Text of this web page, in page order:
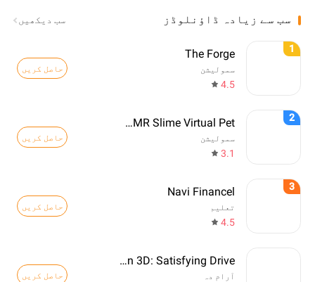
سب سے زیادہ ڈاؤنلوڈز سب دیکھیں
1
The Forge
سمولیشن
4.5
حاصل کریں
2
Sonu - ASMR Slime Virtual Pet
سمولیشن
3.1
حاصل کریں
3
Navi Financel
تعلیم
4.5
حاصل کریں
Drift Run 3D: Satisfying Drive
آرام دہ حاصل کریں